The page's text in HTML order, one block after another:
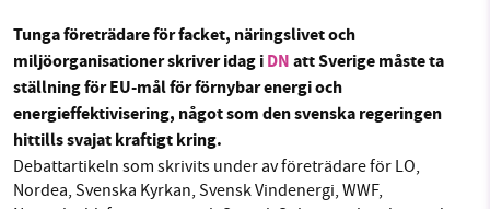
Sök Sparade inlägg Tipsa oss
Facebook Instagram BlueSky
Threads LinkedIn
Tunga företrädare för facket, näringslivet och
miljöorganisationer skriver idag iDNatt Sverige måste ta
ställning för EU-mål för förnybar energi och
energieffektivisering, något som den svenska regeringen
hittills svajat kraftigt kring.
Debattartikeln som skrivits under av företrädare för LO,
Nordea, Svenska Kyrkan, Svensk Vindenergi, WWF,
SMB kämpar för en hållbar framtid. Sedan